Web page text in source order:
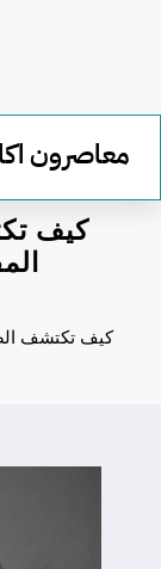
معاصرون
كيف
كيف تكتشف